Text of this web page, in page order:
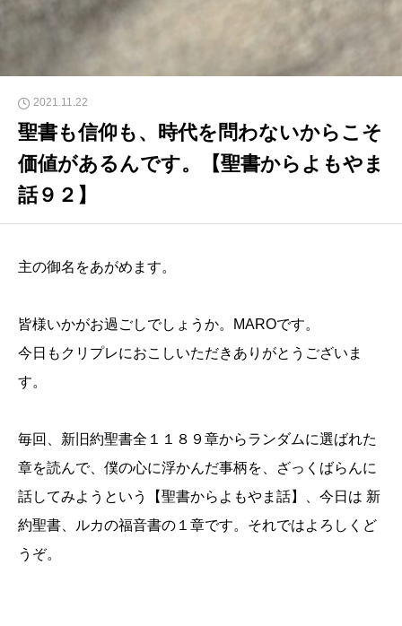
2021.11.22
聖書も信仰も、時代を問わないからこそ
価値があるんです。【聖書からよもやま
話９２】
主の御名をあがめます。
皆様いかがお過ごしでしょうか。MAROです。
今日もクリプレにおこしいただきありがとうございま
す。
毎回、新旧約聖書全１１８９章からランダムに選ばれた
章を読んで、僕の心に浮かんだ事柄を、ざっくばらんに
話してみようという【聖書からよもやま話】、今日は 新
約聖書、ルカの福音書の１章です。それではよろしくど
うぞ。